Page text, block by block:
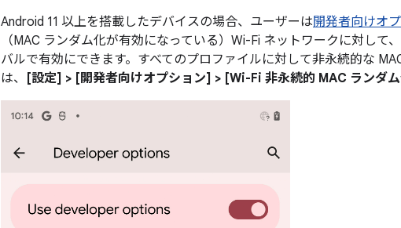
Android 11 以上を搭載したデバイスの場合、ユーザーは開発者向けオ
（MAC ランダム化が有効になっている）Wi-Fi ネットワークに対して
バルで有効にできます。すべてのプロファイルに対して非永続的な
は、
[設定] > [開発者向けオプション] > [Wi-Fi 非永続的 MAC ランダ